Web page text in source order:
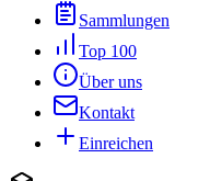
Sammlungen
Top 100
Über uns
Kontakt
Einreichen